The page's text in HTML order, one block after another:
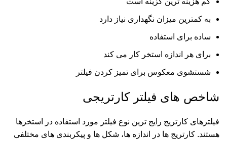
به کمترین میزان نگهداری نیاز دارد
ساده برای استفاده
برای هر اندازه استخر کار می کند
شستشوی معکوس برای تمیز کردن فیلتر
شاخص های فیلتر کارتریجی
فیلترهای کارتریج رایج ترین نوع فیلتر مورد استفاده در استخرها
هستند. کارتریج ها در اندازه ها، شکل ها و پیکربندی های مختلفی